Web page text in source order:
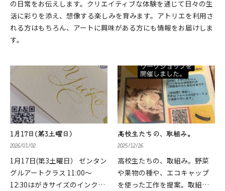
の日常をお伝えします。クリエイティブな体験を通じて日々の生
活に彩りを添え、想像する楽しみを育みます。アトリエを利用さ
れる方はもちろん、アートに興味がある方にも情報をお届けしま
す。
1月17日(第3土曜日）
2026/01/02
1月17日(第3土曜日） ゼンタン
グルアートクラス 11:00～
12:30はがきサイズのインク体
高校生たちの、取組み。
2025/12/26
高校生たちの、取組み。野菜
や果物の種や、エコキャップ
を使った工作を提案。取組の